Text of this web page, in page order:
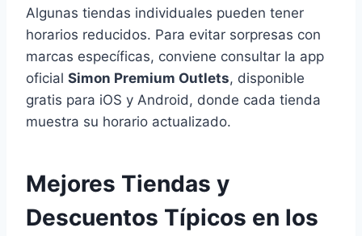
Algunas tiendas individuales pueden tener
horarios reducidos. Para evitar sorpresas con
marcas específicas, conviene consultar la app
oficial Simon Premium Outlets, disponible
gratis para iOS y Android, donde cada tienda
muestra su horario actualizado.
Mejores Tiendas y
Descuentos Típicos en los